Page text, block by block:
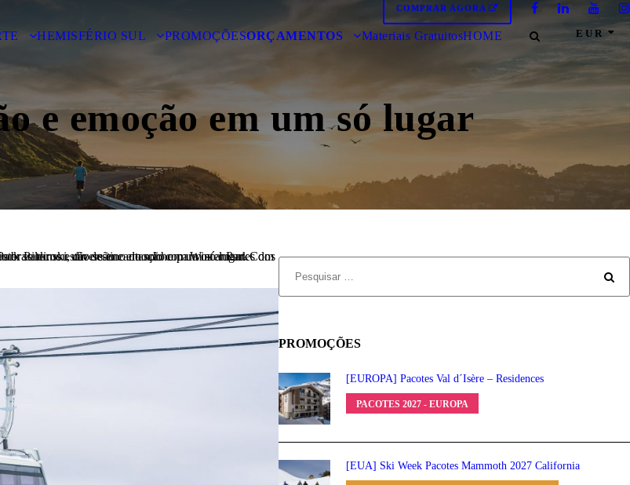
COMPRAR AGORA
HEMISFÉRIO SUL PROMOÇÕESORÇAMENTOS Materiais GratuitosHOME EUR
e emoção em um só lugar
amantes dos esportes de inverno. Neste post, vamos explorar os motivos apaixonantes pelos quais os brasileiros estão se encantando com Winter Park
PROMOÇÕES
[EUROPA] Pacotes Val d´Isère – Residences
PACOTES 2027 - EUROPA
[EUA] Ski Week Pacotes Mammoth 2027 California